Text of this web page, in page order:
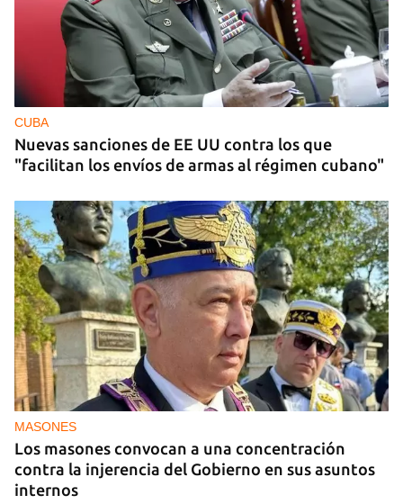
CUBA
Nuevas sanciones de EE UU contra los que
"facilitan los envíos de armas al régimen cubano"
MASONES
Los masones convocan a una concentración
contra la injerencia del Gobierno en sus asuntos
internos